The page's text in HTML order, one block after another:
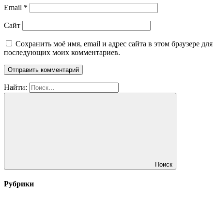
Email *
Сайт
Сохранить моё имя, email и адрес сайта в этом браузере для
последующих моих комментариев.
Найти:
Поиск
Рубрики